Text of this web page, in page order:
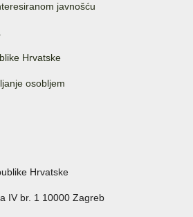
javnošću
Hrvatske
osobljem
Hrvatske
IV br. 1 10000 Zagreb